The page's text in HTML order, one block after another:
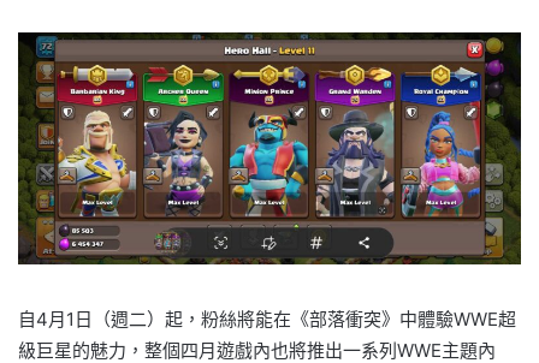
自4月1日（週二）起，粉絲將能在《部落衝突》中體驗WWE超
級巨星的魅力，整個四月遊戲內也將推出一系列WWE主題內